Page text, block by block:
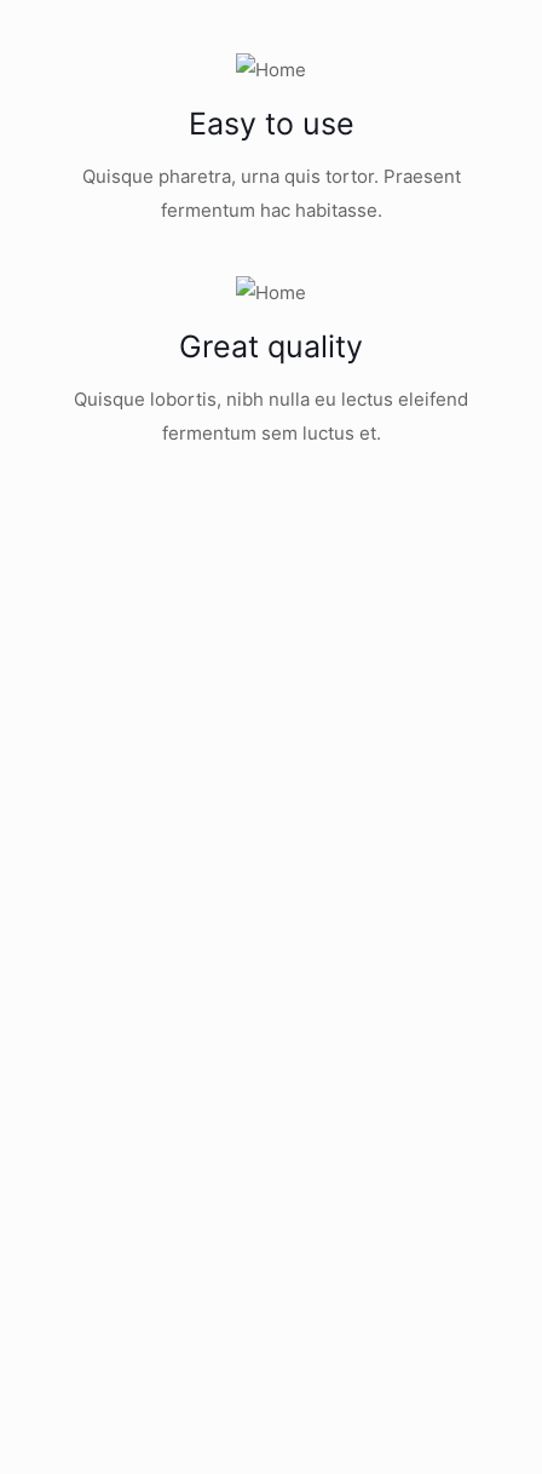
Easy to use
Quisque pharetra, urna quis tortor. Praesent
fermentum hac habitasse.
Great quality
Quisque lobortis, nibh nulla eu lectus eleifend
fermentum sem luctus et.